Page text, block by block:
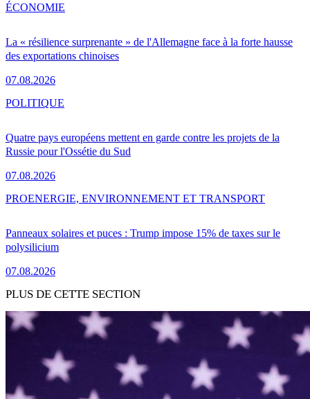
La « résilience surprenante » de l'Allemagne face à la forte hausse
des exportations chinoises
07.08.2026
ÉCONOMIE
Quatre pays européens mettent en garde contre les projets de la
Russie pour l'Ossétie du Sud
07.08.2026
POLITIQUE
Panneaux solaires et puces : Trump impose 15% de taxes sur le
polysilicium
07.08.2026
PROENERGIE, ENVIRONNEMENT ET TRANSPORT
PLUS DE CETTE SECTION